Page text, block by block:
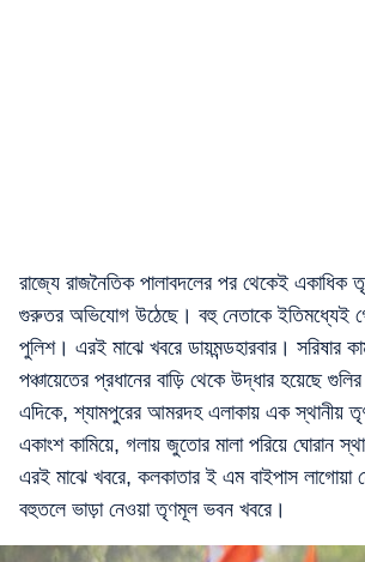
রাজ্যে রাজনৈতিক পালাবদলের পর থেকেই একাধিক
গুরুতর অভিযোগ উঠেছে। বহু নেতাকে ইতিমধ্যেই
পুলিশ। এরই মাঝে খবরে ডায়মন্ডহারবার। সরিষার
পঞ্চায়েতের প্রধানের বাড়ি থেকে উদ্ধার হয়েছে
এদিকে, শ্যামপুরের আমরদহ এলাকায় এক স্থানীয়
একাংশ কামিয়ে, গলায় জুতোর মালা পরিয়ে ঘোরান
এরই মাঝে খবরে, কলকাতার ই এম বাইপাস লাগোয়া
বহুতলে ভাড়া নেওয়া তৃণমূল ভবন খবরে।